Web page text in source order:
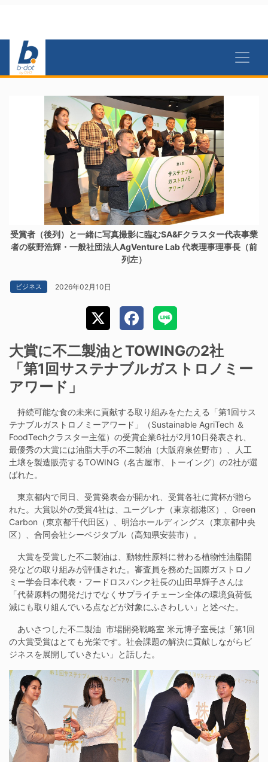
受賞者（後列）と一緒に写真撮影に臨むSA&Fクラスター代表事業
者の荻野浩輝・一般社団法人AgVenture Lab 代表理事理事長（前
列左）
ビジネス 2026年02月10日
大賞に不二製油とTOWINGの2社
「第1回サステナブルガストロノミー
アワード」
持続可能な食の未来に貢献する取り組みをたたえる「第1回サス
テナブルガストロノミーアワード」（Sustainable AgriTech ＆
FoodTechクラスター主催）の受賞企業6社が2月10日発表され、
最優秀の大賞には油脂大手の不二製油（大阪府泉佐野市）、人工
土壌を製造販売するTOWING（名古屋市、トーイング）の2社が選
ばれた。
東京都内で同日、受賞発表会が開かれ、受賞各社に賞杯が贈ら
れた。大賞以外の受賞4社は、ユーグレナ（東京都港区）、Green
Carbon（東京都千代田区）、明治ホールディングス（東京都中央
区）、合同会社シーベジタブル（高知県安芸市）。
大賞を受賞した不二製油は、動物性原料に替わる植物性油脂開
発などの取り組みが評価された。審査員を務めた国際ガストロノ
ミー学会日本代表・フードロスバンク社長の山田早輝子さんは
「代替原料の開発だけでなくサプライチェーン全体の環境負荷低
減にも取り組んでいる点などが対象にふさわしい」と述べた。
あいさつした不二製油 市場開発戦略室 米元博子室長は「第1回
の大賞受賞はとても光栄です。社会課題の解決に貢献しながらビ
ジネスを展開していきたい」と話した。